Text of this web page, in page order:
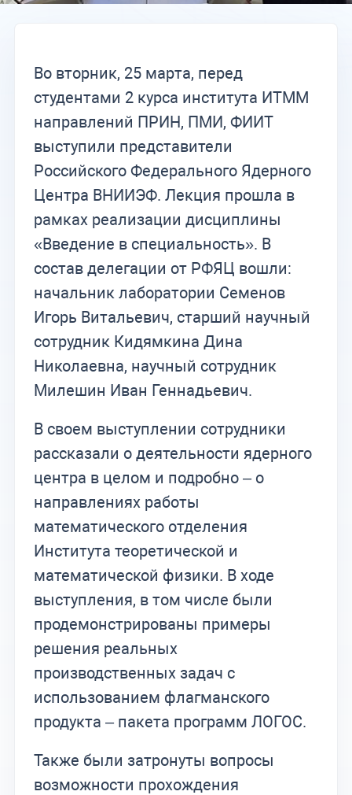
Во вторник, 25 марта, перед
студентами 2 курса института ИТММ
направлений ПРИН, ПМИ, ФИИТ
выступили представители
Российского Федерального Ядерного
Центра ВНИИЭФ. Лекция прошла в
рамках реализации дисциплины
«Введение в специальность». В
состав делегации от РФЯЦ вошли:
начальник лаборатории Семенов
Игорь Витальевич, старший научный
сотрудник Кидямкина Дина
Николаевна, научный сотрудник
Милешин Иван Геннадьевич.
В своем выступлении сотрудники
рассказали о деятельности ядерного
центра в целом и подробно – о
направлениях работы
математического отделения
Института теоретической и
математической физики. В ходе
выступления, в том числе были
продемонстрированы примеры
решения реальных
производственных задач с
использованием флагманского
продукта – пакета программ ЛОГОС.
Также были затронуты вопросы
возможности прохождения